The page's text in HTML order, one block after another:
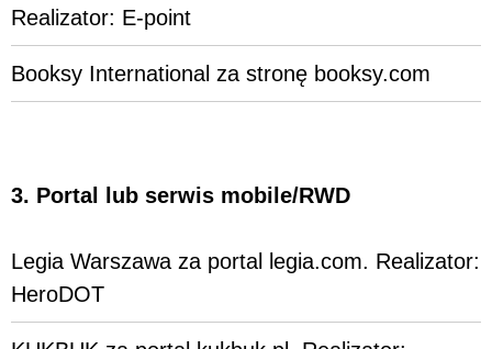
Realizator: E-point
Booksy International za stronę booksy.com
3. Portal lub serwis mobile/RWD
Legia Warszawa za portal legia.com. Realizator:
HeroDOT